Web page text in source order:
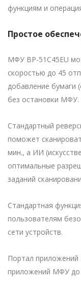
функциям и
Простое
МФУ BP-51C45EU
скоростью до 45
добавление бумаги
без остановки МФУ.
Стандартный
поможет
мин., а ИИ
оптимальные
заданий
Стандартная
пользователям
сети устройств.
Портал приложений
приложений МФУ до